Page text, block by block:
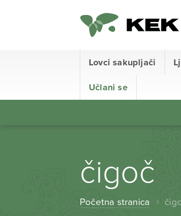
Lovci sakupljači
Učlani se
čigoč
Početna stranica